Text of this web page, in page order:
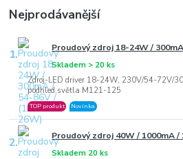
Nejprodávanější
1. Proudový zdroj 18-24W /
Zdroj-LED driver 18-24W, 230V/54-72V/
podhled.světla M121-125
Skladem > 20 ks
TOP produkt Novinka
2. Proudový zdroj 40W / 1000mA
Skladem 20 ks